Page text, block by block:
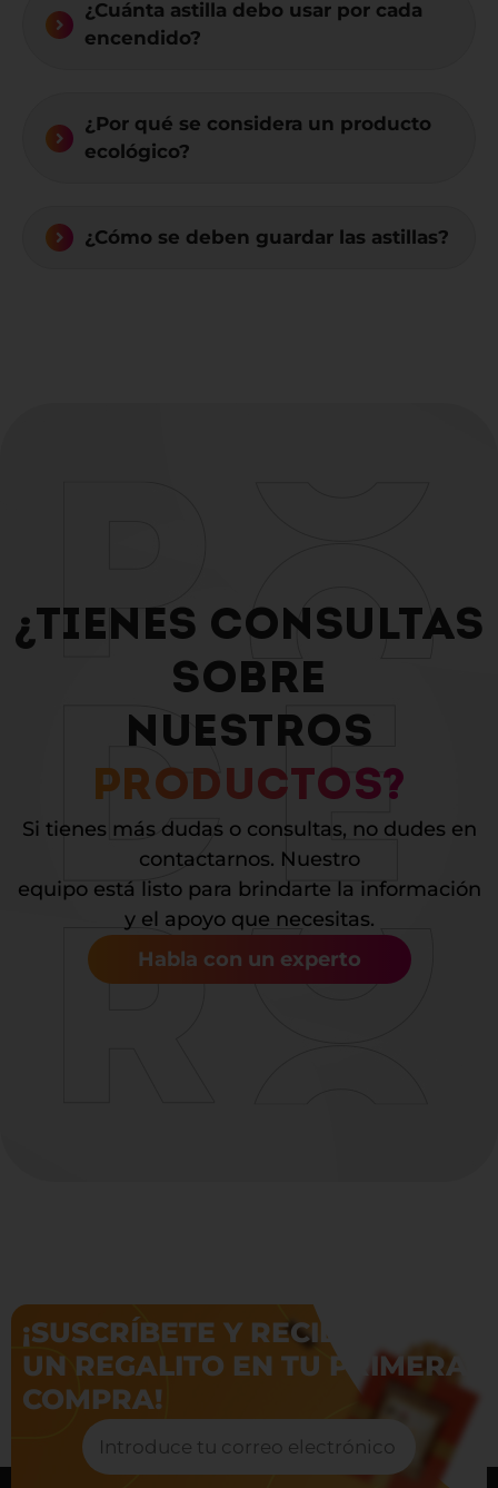
¿Cuánta astilla debo usar por cada
encendido?
¿Por qué se considera un producto
ecológico?
¿Cómo se deben guardar las astillas?
¿TIENES CONSULTAS
SOBRE
NUESTROS
PRODUCTOS?
Si tienes más dudas o consultas, no dudes en
contactarnos. Nuestro
equipo está listo para brindarte la información
y el apoyo que necesitas.
Habla con un experto
¡SUSCRÍBETE Y RECIBE
UN REGALITO EN TU PRIMERA
COMPRA!